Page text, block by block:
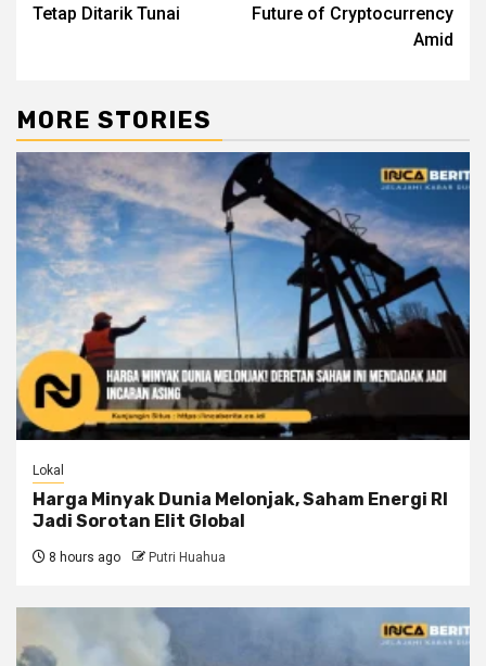
Tetap Ditarik Tunai
Future of Cryptocurrency
Amid
MORE STORIES
Lokal
Harga Minyak Dunia Melonjak, Saham Energi RI
Jadi Sorotan Elit Global
8 hours ago Putri Huahua